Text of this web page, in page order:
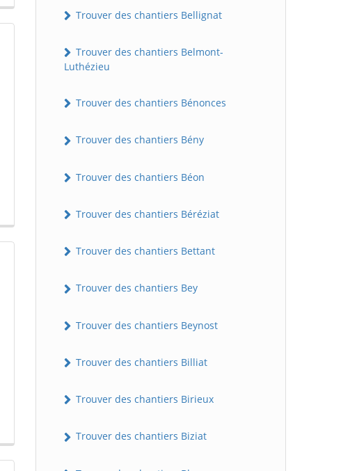
Trouver des chantiers Bellignat
Trouver des chantiers Belmont-
Luthézieu
Trouver des chantiers Bénonces
Trouver des chantiers Bény
Trouver des chantiers Béon
Trouver des chantiers Béréziat
Trouver des chantiers Bettant
Trouver des chantiers Bey
Trouver des chantiers Beynost
Trouver des chantiers Billiat
Trouver des chantiers Birieux
Trouver des chantiers Biziat